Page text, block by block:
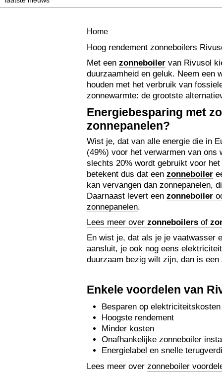
Home
Hoog rendement zonneboilers
Met een zonneboiler van Rivusol
duurzaamheid en geluk. Neem een
houden met het verbruik van
zonnewarmte: de grootste
Energiebesparing met
zonnepanelen?
Wist je, dat van alle energie die in
(49%) voor het verwarmen van
slechts 20% wordt gebruikt voor
betekent dus dat een zonneboiler
kan vervangen dan zonnepanelen,
Daarnaast levert een zonneboiler
zonnepanelen.
Lees meer over zonneboilers of
En wist je, dat als je je vaatwasser
aansluit, je ook nog eens
duurzaam bezig wilt zijn, dan is een
Enkele voordelen van
Besparen op elektriciteitskosten
Hoogste rendement
Minder kosten
Onafhankelijke zonneboiler
Energielabel en snelle
Lees meer over zonneboiler